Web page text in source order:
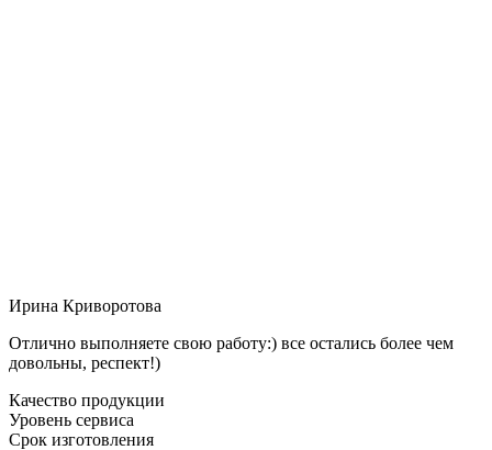
Ирина Криворотова
Отлично выполняете свою работу:) все остались более чем
довольны, респект!)
Качество продукции
Уровень сервиса
Срок изготовления